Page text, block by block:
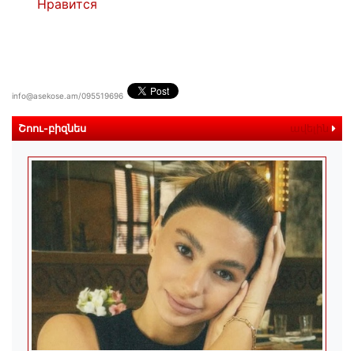
Нравится
info@asekose.am/095519696
Շոու-բիզնես ավելին